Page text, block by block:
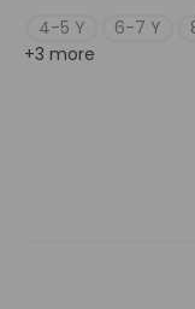
4-5 Y
6-7 Y
+3 more